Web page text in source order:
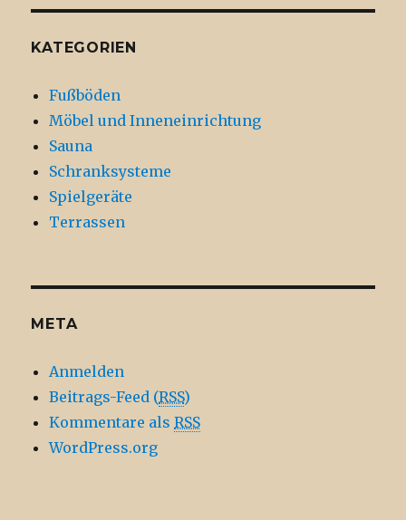
KATEGORIEN
Fußböden
Möbel und Inneneinrichtung
Sauna
Schranksysteme
Spielgeräte
Terrassen
META
Anmelden
Beitrags-Feed (RSS)
Kommentare alsRSS
WordPress.org